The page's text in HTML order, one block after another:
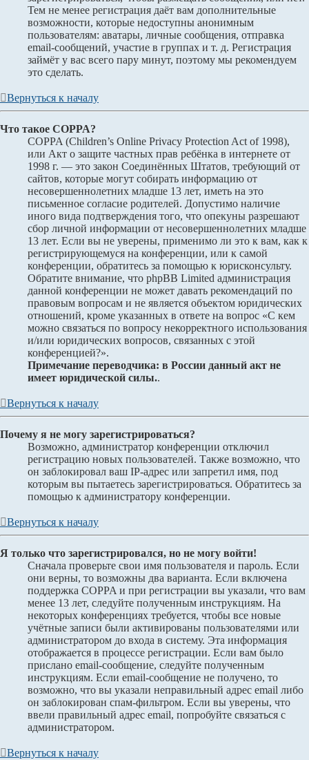
Тем не менее регистрация даёт вам дополнительные
возможности, которые недоступны анонимным
пользователям: аватары, личные сообщения, отправка
email-сообщений, участие в группах и т. д. Регистрация
займёт у вас всего пару минут, поэтому мы рекомендуем
это сделать.
Вернуться к началу
Что такое COPPA?
COPPA (Children’s Online Privacy Protection Act of 1998),
или Акт о защите частных прав ребёнка в интернете от
1998 г. — это закон Соединённых Штатов, требующий от
сайтов, которые могут собирать информацию от
несовершеннолетних младше 13 лет, иметь на это
письменное согласие родителей. Допустимо наличие
иного вида подтверждения того, что опекуны разрешают
сбор личной информации от несовершеннолетних младше
13 лет. Если вы не уверены, применимо ли это к вам, как к
регистрирующемуся на конференции, или к самой
конференции, обратитесь за помощью к юрисконсульту.
Обратите внимание, что phpBB Limited администрация
данной конференции не может давать рекомендаций по
правовым вопросам и не является объектом юридических
отношений, кроме указанных в ответе на вопрос «С кем
можно связаться по вопросу некорректного использования
и/или юридических вопросов, связанных с этой
конференцией?».
Примечание переводчика: в России данный акт не
имеет юридической силы..
Вернуться к началу
Почему я не могу зарегистрироваться?
Возможно, администратор конференции отключил
регистрацию новых пользователей. Также возможно, что
он заблокировал ваш IP-адрес или запретил имя, под
которым вы пытаетесь зарегистрироваться. Обратитесь за
помощью к администратору конференции.
Вернуться к началу
Я только что зарегистрировался, но не могу войти!
Сначала проверьте свои имя пользователя и пароль. Если
они верны, то возможны два варианта. Если включена
поддержка COPPA и при регистрации вы указали, что вам
менее 13 лет, следуйте полученным инструкциям. На
некоторых конференциях требуется, чтобы все новые
учётные записи были активированы пользователями или
администратором до входа в систему. Эта информация
отображается в процессе регистрации. Если вам было
прислано email-сообщение, следуйте полученным
инструкциям. Если email-сообщение не получено, то
возможно, что вы указали неправильный адрес email либо
он заблокирован спам-фильтром. Если вы уверены, что
ввели правильный адрес email, попробуйте связаться с
администратором.
Вернуться к началу